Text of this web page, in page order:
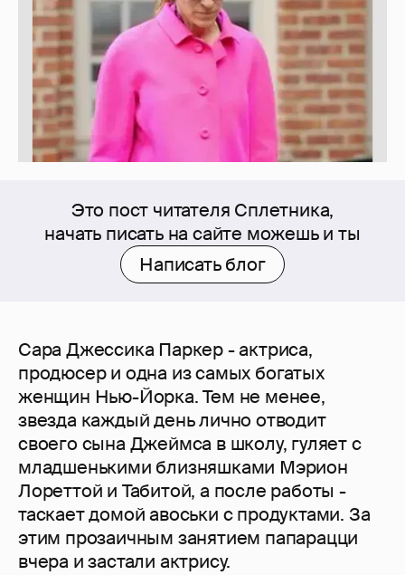
Это пост читателя Сплетника,
начать писать на сайте можешь и ты
Написать блог
Сара Джессика Паркер - актриса,
продюсер и одна из самых богатых
женщин Нью-Йорка. Тем не менее,
звезда каждый день лично отводит
своего сына Джеймса в школу, гуляет с
младшенькими близняшками Мэрион
Лореттой и Табитой, а после работы -
таскает домой авоськи с продуктами. За
этим прозаичным занятием папарацци
вчера и застали актрису.